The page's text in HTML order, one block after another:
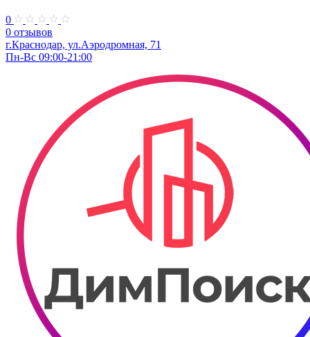
0
0 отзывов
г.Краснодар, ул.​Аэродромная, 71
Пн-Вс 09:00-21:00